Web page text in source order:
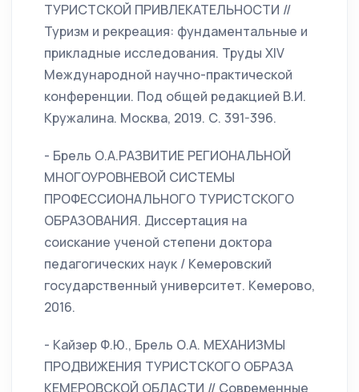
ТУРИСТСКОЙ ПРИВЛЕКАТЕЛЬНОСТИ //
Туризм и рекреация: фундаментальные и
прикладные исследования. Труды XIV
Международной научно-практической
конференции. Под общей редакцией В.И.
Кружалина. Москва, 2019. С. 391-396.
- Брель О.А.РАЗВИТИЕ РЕГИОНАЛЬНОЙ
МНОГОУРОВНЕВОЙ СИСТЕМЫ
ПРОФЕССИОНАЛЬНОГО ТУРИСТСКОГО
ОБРАЗОВАНИЯ. Диссертация на
соискание ученой степени доктора
педагогических наук / Кемеровский
государственный университет. Кемерово,
2016.
- Кайзер Ф.Ю., Брель О.А. МЕХАНИЗМЫ
ПРОДВИЖЕНИЯ ТУРИСТСКОГО ОБРАЗА
КЕМЕРОВСКОЙ ОБЛАСТИ // Современные